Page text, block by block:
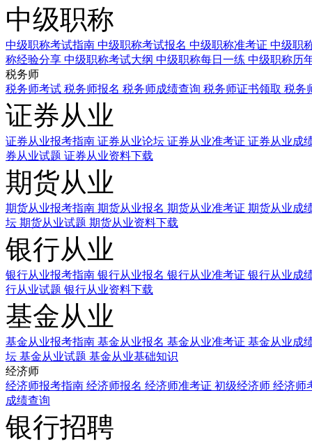
中级职称
中级职称考试指南 中级职称考试报名 中级职称准考证 中级职
称经验分享 中级职称考试大纲 中级职称每日一练 中级职称历
税务师
税务师考试 税务师报名 税务师成绩查询 税务师证书领取 税务
证券从业
证券从业报考指南 证券从业论坛 证券从业准考证 证券从业成
券从业试题 证券从业资料下载
期货从业
期货从业报考指南 期货从业报名 期货从业准考证 期货从业成
坛 期货从业试题 期货从业资料下载
银行从业
银行从业报考指南 银行从业报名 银行从业准考证 银行从业成
行从业试题 银行从业资料下载
基金从业
基金从业报考指南 基金从业报名 基金从业准考证 基金从业成
坛 基金从业试题 基金从业基础知识
经济师
经济师报考指南 经济师报名 经济师准考证 初级经济师 经济师
成绩查询
银行招聘